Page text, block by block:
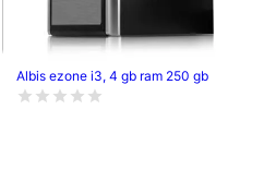
Albis ezone i3, 4 gb ram 250 gb